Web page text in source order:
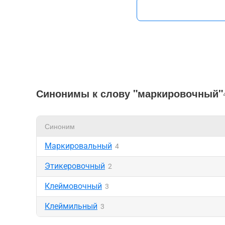
Синонимы к слову "маркировочный"
Синоним
Маркировальный 4
Этикеровочный 2
Клеймовочный 3
Клеймильный 3